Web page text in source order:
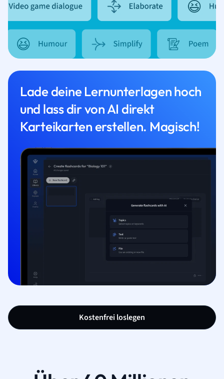
Lade deine Lernunterlagen hoch
und lass dir von AI direkt
Karteikarten erstellen. Magisch!
Kostenfrei loslegen